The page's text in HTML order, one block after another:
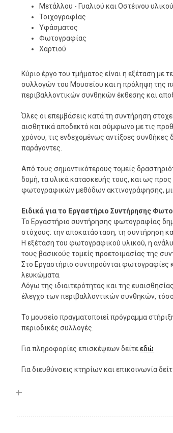
Μετάλλου - Γυαλιού και Οστέινου υλικού
Τοιχογραφίας
Υφάσματος
Φωτογραφίας
Χαρτιού
Κύριο έργο του τμήματος είναι η εξέταση
συλλογών του Μουσείου και η πρόληψη της
περιβαλλοντικών συνθηκών έκθεσης και
Όλες οι επεμβάσεις κατά τη συντήρηση
αισθητικά αποδεκτό και σύμφωνο με τις
χρόνου, τις ενδεχομένως αντίξοες
παράγοντες.
Από τους σημαντικότερους τομείς
δομή, τα υλικά κατασκευής τους, και ως
φωτογραφικών μεθόδων ακτινογράφησης,
Ειδικά για το Εργαστήριο Συντήρησης
Το Εργαστήριο συντήρησης φωτογραφίας
στόχους: την αποκατάσταση, τη συντήρηση
Η εξέταση του φωτογραφικού υλικού, η
τους βασικούς τομείς προετοιμασίας της
Στο Εργαστήριο συντηρούνται
λευκώματα.
Λόγω της ιδιαιτερότητας και της
έλεγχο των περιβαλλοντικών συνθηκών,
Το μουσείο πραγματοποιεί πρόγραμμα
περιοδικές συλλογές.
Για πληροφορίες επισκέψεων δείτεεδώ
Για διευθύνσεις κτηρίων και επικοινωνία